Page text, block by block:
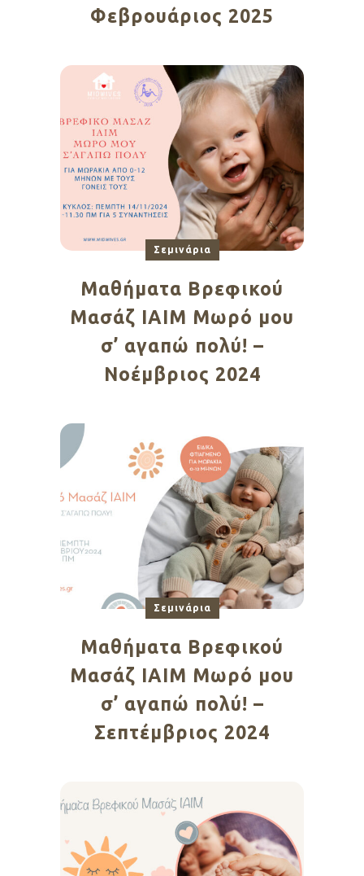
Φεβρουάριος 2025
Σεμινάρια
Μαθήματα Βρεφικού
Μασάζ ΙΑΙΜ Μωρό μου
σ’ αγαπώ πολύ! –
Νοέμβριος 2024
Σεμινάρια
Μαθήματα Βρεφικού
Μασάζ ΙΑΙΜ Μωρό μου
σ’ αγαπώ πολύ! –
Σεπτέμβριος 2024